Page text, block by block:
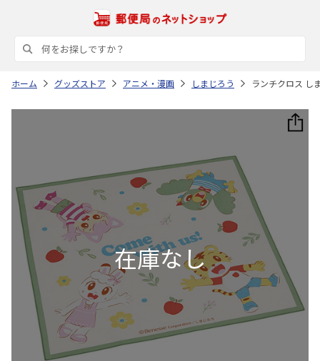
ホーム グッズストア アニメ・漫画 しまじろう ランチクロス し